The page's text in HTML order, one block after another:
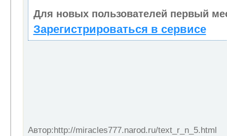
Для новых пользователей первый
Зарегистрироваться в сервисе
Автор:http://miracles777.narod.ru/text_r_n_5.html